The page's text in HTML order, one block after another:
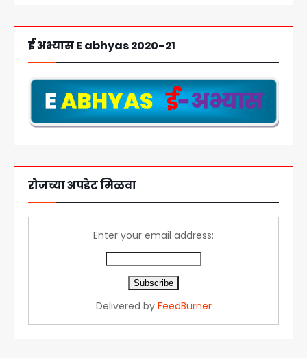
ई अभ्यास E abhyas 2020-21
रोजच्या अपडेट मिळवा
Enter your email address:
Delivered by FeedBurner